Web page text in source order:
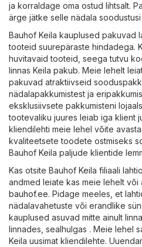
ja korraldage oma ostud lihtsalt.
ärge jätke selle nädala soodustusi
Bauhof Keila kauplused pakuvad
tooteid suurepäraste hindadega.
huvitavaid tooteid, seega tutvu
linnas Keila pakub. Meie lehelt
pakuvad atraktiivseid
nädalapakkumistest ja
eksklusiivsete pakkumisteni
tootevaliku juures leiab iga klient
kliendilehti meie lehel võite
kvaliteetsete toodete ostmiseks
Bauhof Keila paljude klientide
Kas otsite Bauhof Keila filiaali
andmed leiate kas meie lehelt
bauhof.ee. Pidage meeles, et
nädalavahetuste või erandlike
kauplused asuvad mitte ainult
linnades, sealhulgas . Meie lehel
Keila uusimat kliendilehte.